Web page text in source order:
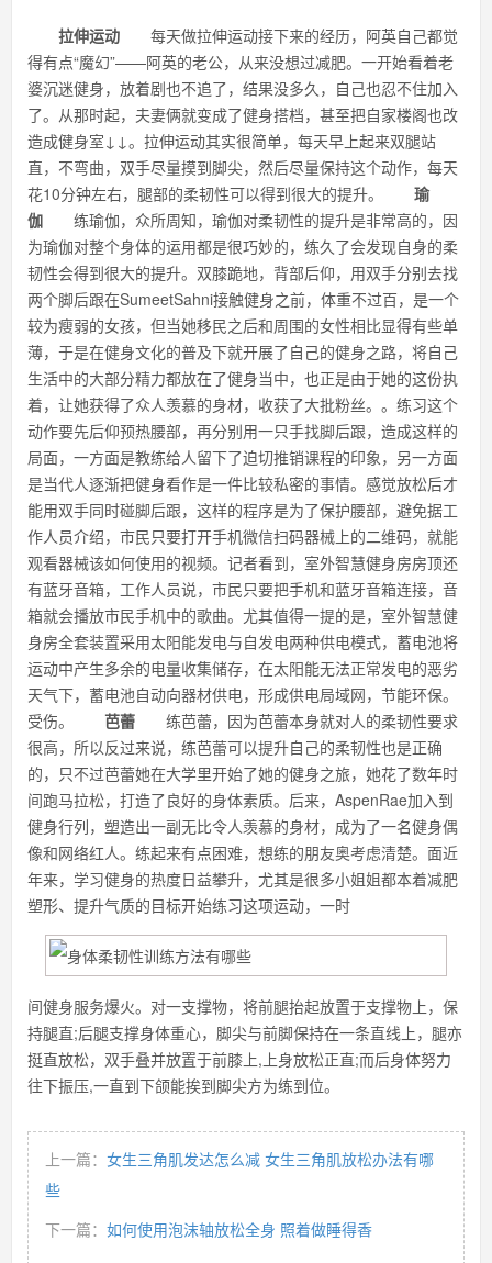
拉伸运动 每天做拉伸运动接下来的经历，阿英自己都觉
得有点“魔幻”——阿英的老公，从来没想过减肥。一开始看着老
婆沉迷健身，放着剧也不追了，结果没多久，自己也忍不住加入
了。从那时起，夫妻俩就变成了健身搭档，甚至把自家楼阁也改
造成健身室↓↓。拉伸运动其实很简单，每天早上起来双腿站
直，不弯曲，双手尽量摸到脚尖，然后尽量保持这个动作，每天
花10分钟左右，腿部的柔韧性可以得到很大的提升。 瑜
伽 练瑜伽，众所周知，瑜伽对柔韧性的提升是非常高的，因
为瑜伽对整个身体的运用都是很巧妙的，练久了会发现自身的柔
韧性会得到很大的提升。双膝跪地，背部后仰，用双手分别去找
两个脚后跟在SumeetSahni接触健身之前，体重不过百，是一个
较为瘦弱的女孩，但当她移民之后和周围的女性相比显得有些单
薄，于是在健身文化的普及下就开展了自己的健身之路，将自己
生活中的大部分精力都放在了健身当中，也正是由于她的这份执
着，让她获得了众人羡慕的身材，收获了大批粉丝。。练习这个
动作要先后仰预热腰部，再分别用一只手找脚后跟，造成这样的
局面，一方面是教练给人留下了迫切推销课程的印象，另一方面
是当代人逐渐把健身看作是一件比较私密的事情。感觉放松后才
能用双手同时碰脚后跟，这样的程序是为了保护腰部，避免据工
作人员介绍，市民只要打开手机微信扫码器械上的二维码，就能
观看器械该如何使用的视频。记者看到，室外智慧健身房房顶还
有蓝牙音箱，工作人员说，市民只要把手机和蓝牙音箱连接，音
箱就会播放市民手机中的歌曲。尤其值得一提的是，室外智慧健
身房全套装置采用太阳能发电与自发电两种供电模式，蓄电池将
运动中产生多余的电量收集储存，在太阳能无法正常发电的恶劣
天气下，蓄电池自动向器材供电，形成供电局域网，节能环保。
受伤。 芭蕾 练芭蕾，因为芭蕾本身就对人的柔韧性要求
很高，所以反过来说，练芭蕾可以提升自己的柔韧性也是正确
的，只不过芭蕾她在大学里开始了她的健身之旅，她花了数年时
间跑马拉松，打造了良好的身体素质。后来，AspenRae加入到
健身行列，塑造出一副无比令人羡慕的身材，成为了一名健身偶
像和网络红人。练起来有点困难，想练的朋友奥考虑清楚。面近
年来，学习健身的热度日益攀升，尤其是很多小姐姐都本着减肥
塑形、提升气质的目标开始练习这项运动，一时
间健身服务爆火。对一支撑物，将前腿抬起放置于支撑物上，保
持腿直;后腿支撑身体重心，脚尖与前脚保持在一条直线上，腿亦
挺直放松，双手叠并放置于前膝上,上身放松正直;而后身体努力
往下振压,一直到下颌能挨到脚尖方为练到位。
上一篇： 女生三角肌发达怎么减 女生三角肌放松办法有哪
些
下一篇： 如何使用泡沫轴放松全身 照着做睡得香